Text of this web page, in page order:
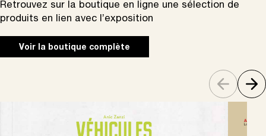
Retrouvez sur la boutique en ligne une sélection de
produits en lien avec l’exposition
Voir la boutique complète